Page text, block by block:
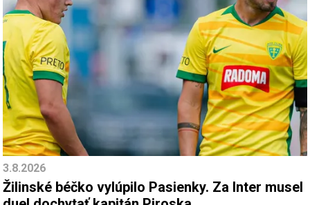
3.8.2026
Žilinské béčko vylúpilo Pasienky. Za Inter musel